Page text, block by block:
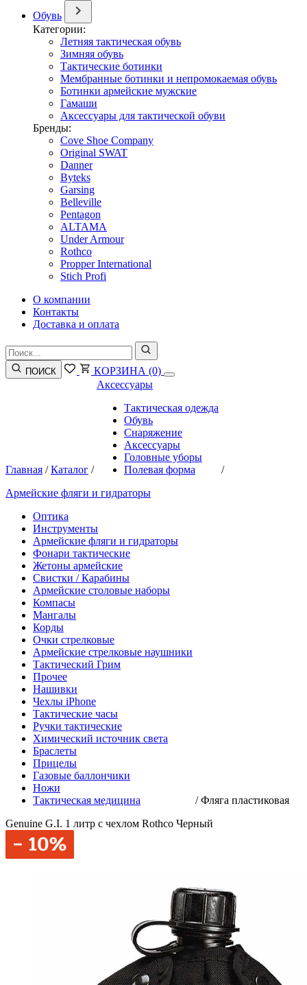
Обувь
Категории:
Летняя тактическая обувь
Зимняя обувь
Тактические ботинки
Мембранные ботинки и непромокаемая обувь
Ботинки армейские мужские
Гамаши
Аксессуары для тактической обуви
Бренды:
Cove Shoe Company
Original SWAT
Danner
Byteks
Garsing
Belleville
Pentagon
ALTAMA
Under Armour
Rothco
Propper International
Stich Profi
О компании
Контакты
Доставка и оплата
ПОИСК КОРЗИНА (0)
Главная /Каталог /
Аксессуары
Тактическая одежда
Обувь
Снаряжение
Аксессуары
Головные уборы
Полевая форма
/
Армейские фляги и гидраторы
Оптика
Инструменты
Армейские фляги и гидраторы
Фонари тактические
Жетоны армейские
Свистки / Карабины
Армейские столовые наборы
Компасы
Мангалы
Корды
Очки стрелковые
Армейские стрелковые наушники
Тактический Грим
Прочее
Нашивки
Чехлы iPhone
Тактические часы
Ручки тактические
Химический источник света
Браслеты
Прицелы
Газовые баллончики
Ножи
Тактическая медицина
/Фляга пластиковая
Genuine G.I. 1 литр с чехлом Rothco Черный